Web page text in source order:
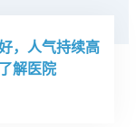
，人气持续高
解医院